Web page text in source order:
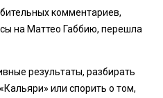
комментариев,
на Маттео Габбию, перешла
результаты, разбирать
или спорить о том,